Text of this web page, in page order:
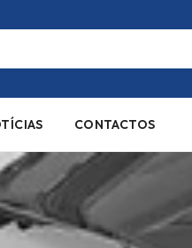
CONTACTOS